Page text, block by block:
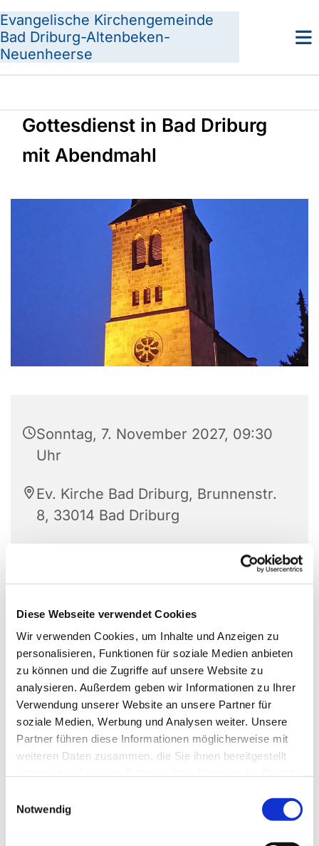
Diese Webseite verwendet Cookies
Wir verwenden Cookies, um Inhalte und Anzeigen zu
personalisieren, Funktionen für soziale Medien anbieten
zu können und die Zugriffe auf unsere Website zu
analysieren. Außerdem geben wir Informationen zu Ihrer
Verwendung unserer Website an unsere Partner für
soziale Medien, Werbung und Analysen weiter. Unsere
Partner führen diese Informationen möglicherweise mit
weiteren Daten zusammen, die Sie ihnen bereitgestellt
Notwendig
Evangelische Kirchengemeinde
Bad Driburg-Altenbeken-
Neuenheerse
Gottesdienst in Bad Driburg
mit Abendmahl
Sonntag, 7. November 2027, 09:30
Uhr
Ev. Kirche Bad Driburg, Brunnenstr.
8, 33014 Bad Driburg